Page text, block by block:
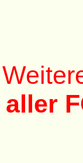
aller